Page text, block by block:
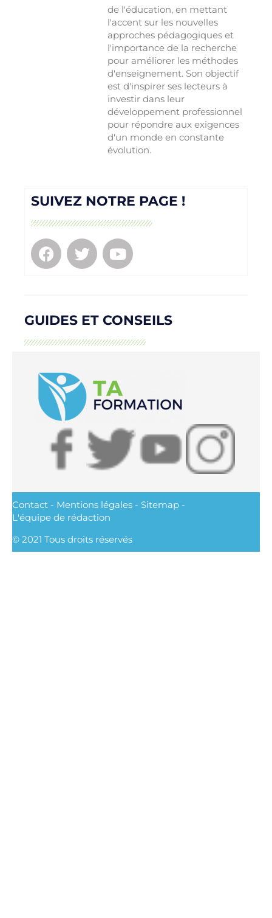
de l'éducation, en mettant
l'accent sur les nouvelles
approches pédagogiques et
l'importance de la recherche
pour améliorer les méthodes
d'enseignement. Son objectif
est d'inspirer ses lecteurs à
investir dans leur
développement professionnel
pour répondre aux exigences
d'un monde en constante
évolution.
SUIVEZ NOTRE PAGE !
GUIDES ET CONSEILS
Contact - Mentions légales - Sitemap -
L'équipe de rédaction
© 2021 Tous droits réservés